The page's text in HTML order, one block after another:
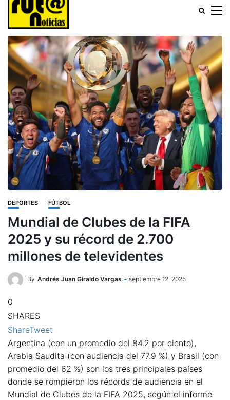
DEPORTES FÚTBOL
Mundial de Clubes de la FIFA
2025 y su récord de 2.700
millones de televidentes
By Andrés Juan Giraldo Vargas septiembre 12, 2025
0
SHARES
ShareTweet
Argentina (con un promedio del 84.2 por ciento),
Arabia Saudita (con audiencia del 77.9 %) y Brasil (con
promedio del 62 %) son los tres principales países
donde se rompieron los récords de audiencia en el
Mundial de Clubes de la FIFA 2025, según el informe